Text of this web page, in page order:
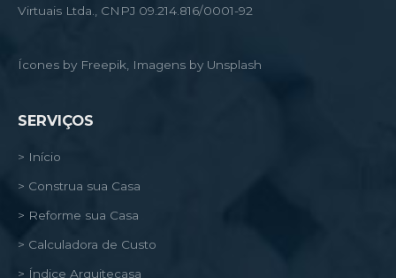
Virtuais Ltda., CNPJ 09.214.816/0001-92
Ícones by Freepik, Imagens by Unsplash
SERVIÇOS
> Início
> Construa sua Casa
> Reforme sua Casa
> Calculadora de Custo
> Índice Arquitecasa